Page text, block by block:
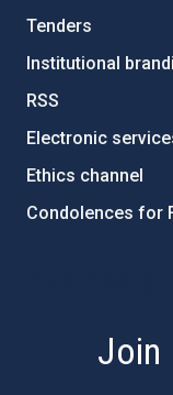
Tenders
Institutional
RSS
Electronic
Ethics channel
Condolences for
Join